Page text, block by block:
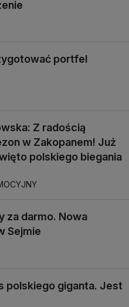
portfel
Z radością
w Zakopanem! Już
polskiego biegania
za darmo. Nowa
Sejmie
polskiego giganta. Jest